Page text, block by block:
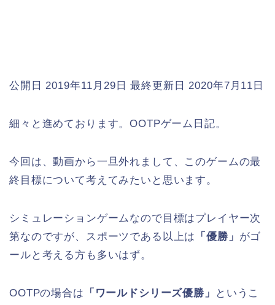
公開日 2019年11月29日最終更新日 2020年7月11日
細々と進めております。OOTPゲーム日記。
今回は、動画から一旦外れまして、このゲームの最
終目標について考えてみたいと思います。
シミュレーションゲームなので目標はプレイヤー次
第なのですが、スポーツである以上は
「優勝」 がゴ
ールと考える方も多いはず。
OOTPの場合は 「ワールドシリーズ優勝」
というこ